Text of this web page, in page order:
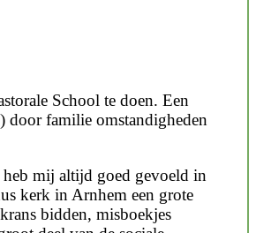
School te doen. Een
door familie omstandigheden
heb mij altijd goed gevoeld in
kerk in Arnhem een grote
bidden, misboekjes